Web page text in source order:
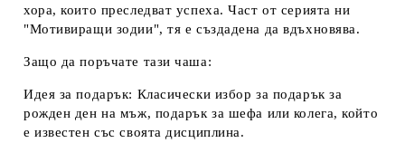
хора, които преследват успеха. Част от серията ни
"Мотивиращи зодии", тя е създадена да вдъхновява.
Защо да поръчате тази чаша:
Идея за подарък: Класически избор за подарък за
рожден ден на мъж, подарък за шефа или колега, който
е известен със своята дисциплина.